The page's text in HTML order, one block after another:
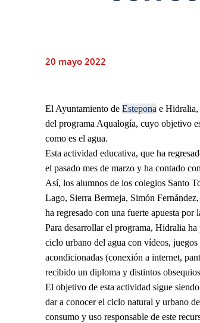
20 mayo 2022
El Ayuntamiento de Estepona e Hidralia,
del programa Aqualogía, cuyo objetivo
como es el agua.
Esta actividad educativa, que ha
el pasado mes de marzo y ha contado
Así, los alumnos de los colegios Santo
Lago, Sierra Bermeja, Simón
ha regresado con una fuerte apuesta
Para desarrollar el programa, Hidralia
ciclo urbano del agua con vídeos,
acondicionadas (conexión a internet,
recibido un diploma y distintos
El objetivo de esta actividad sigue
dar a conocer el ciclo natural y urbano
consumo y uso responsable de este